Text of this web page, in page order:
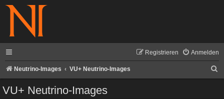
Anmelden
Registrieren
Neutrino-Images VU+ Neutrino-Images
VU+ Neutrino-Images